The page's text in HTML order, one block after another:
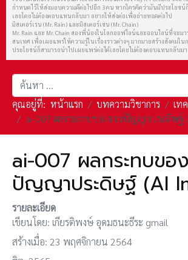
กำหนดไว้ให้ส่งมอบความดีต่อไปอีก 3 คน หากใครคิดว่ามันมีประโยชน์
เลยโดยไม่ต้องตอบแทนกลับมา อยากให้ส่งต่อเพื่อถ่ายทอดต่อไป
มิสเตอร์เรน (Mr. Rain) และมิสเตอร์เชน (Mr. Chain)
Mr. Rain และ Mr. Chain สองพี่น้องในโลกออฟไลน์และออนไลน์ที่จะม
สนเทศ เพื่อเผยแพร่ให้ความรู้ในเรื่องราวต่างๆ มากมายสร้างสังคมใน
ประโยชน์ก็สามารถนำไปเผยแพร่ต่อได้เลยโดยไม่ต้องตอบแทนกลับมา
การค้นหา
คุณอยู่ที่: หน้าแรก บทความวิชาการ
เท
ai-007 ผลกระทบของงานปัญญาประดิษฐ์
ai-007 ผลกระทบขอ
ปัญญาประดิษฐ์ (AI
รายละเอียด
เขียนโดย: เกียรติพงษ์ อุดมธนะธีระ gmail
สร้างเมื่อ: 23 พฤศจิกายน 2564